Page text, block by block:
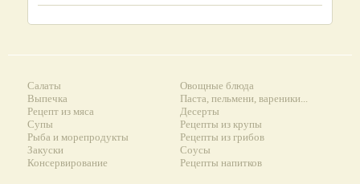
Салаты
Выпечка
Рецепт из мяса
Супы
Рыба и морепродукты
Закуски
Консервирование
Овощные блюда
Паста, пельмени, вареники...
Десерты
Рецепты из крупы
Рецепты из грибов
Соусы
Рецепты напитков